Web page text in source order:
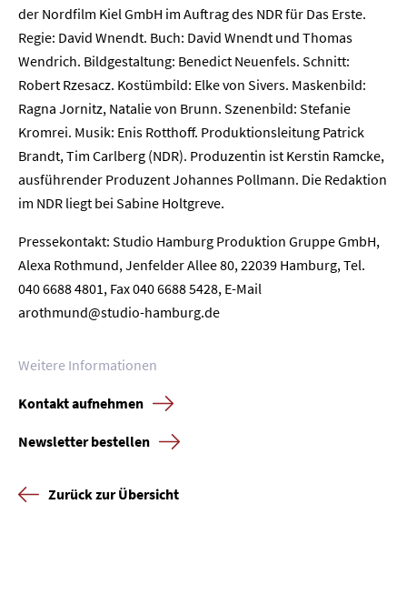
der Nordfilm Kiel GmbH im Auftrag des NDR für Das Erste.
Regie: David Wnendt. Buch: David Wnendt und Thomas
Wendrich. Bildgestaltung: Benedict Neuenfels. Schnitt:
Robert Rzesacz. Kostümbild: Elke von Sivers. Maskenbild:
Ragna Jornitz, Natalie von Brunn. Szenenbild: Stefanie
Kromrei. Musik: Enis Rotthoff. Produktionsleitung Patrick
Brandt, Tim Carlberg (NDR). Produzentin ist Kerstin Ramcke,
ausführender Produzent Johannes Pollmann. Die Redaktion
im NDR liegt bei Sabine Holtgreve.
Pressekontakt: Studio Hamburg Produktion Gruppe GmbH,
Alexa Rothmund, Jenfelder Allee 80, 22039 Hamburg, Tel.
040 6688 4801, Fax 040 6688 5428, E-Mail
arothmund@studio-hamburg.de
Weitere Informationen
Kontakt aufnehmen
Newsletter bestellen
Zurück zur Übersicht
Home
Unternehmen
Presse
Karriere